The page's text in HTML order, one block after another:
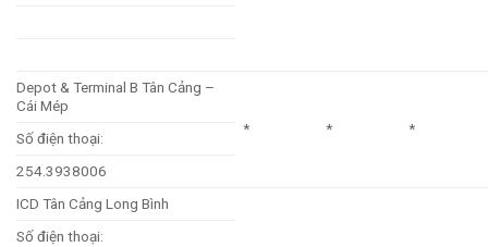
Depot & Terminal B Tân Cảng –
Cái Mép
*
* *
Số điện thoại:
254.3938006
ICD Tân Cảng Long Bình
Số điện thoại: